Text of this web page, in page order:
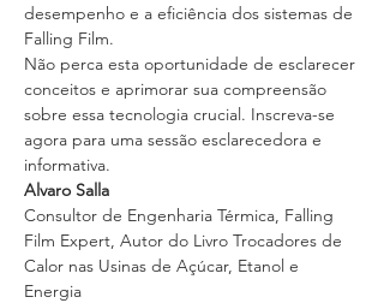
desempenho e a eficiência dos sistemas de
Falling Film.
Não perca esta oportunidade de esclarecer
conceitos e aprimorar sua compreensão
sobre essa tecnologia crucial. Inscreva-se
agora para uma sessão esclarecedora e
informativa.
Alvaro Salla
Consultor de Engenharia Térmica, Falling
Film Expert, Autor do Livro Trocadores de
Calor nas Usinas de Açúcar, Etanol e
Energia